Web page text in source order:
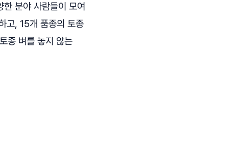
분야 사람들이 모여
고, 15개 품종의 토종
종 벼를 놓지 않는